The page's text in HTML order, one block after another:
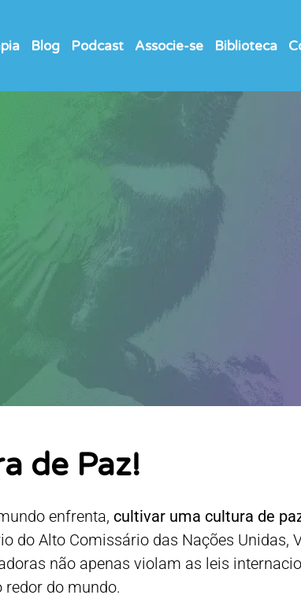
Blog Podcast Associe-se Biblioteca
de Paz!
enfrenta, cultivar uma cultura de
do Alto Comissário das Nações Unidas,
não apenas violam as leis
do mundo.